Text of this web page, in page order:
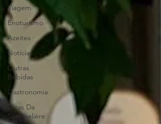
Viagem
Enoturismo
Azeites
Notícias
Outras
Bebidas
Gastronomia
Dicas Da
Sommelière